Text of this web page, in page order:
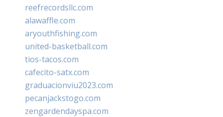
reefrecordsllc.com
alawaffle.com
aryouthfishing.com
united-basketball.com
tios-tacos.com
cafecito-satx.com
graduacionviu2023.com
pecanjackstogo.com
zengardendayspa.com